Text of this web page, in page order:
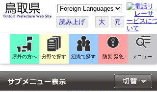
こ
の
ペ
ー
ジ
翻
訳
す
る
読み上げ 大 元
県外の方へ 分野で探す 組織で探す 防災 緊急 メニュー